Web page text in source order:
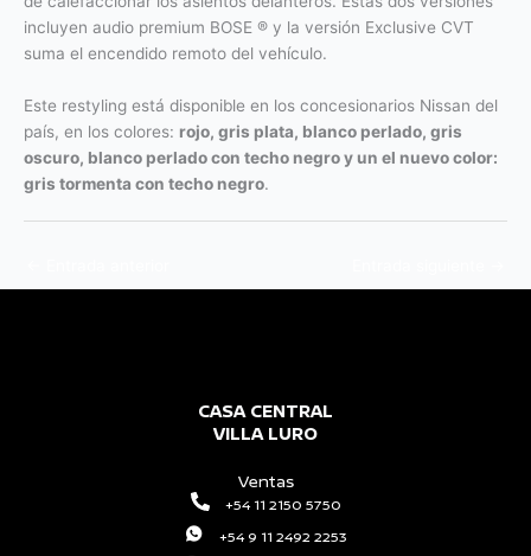
incluyen audio premium BOSE ® y la versión Exclusive CVT
suma el encendido remoto del vehículo.
Este restyling está disponible en los concesionarios Nissan del
país, en los colores: rojo, gris plata, blanco perlado, gris
oscuro, blanco perlado con techo negro y un el nuevo color:
gris tormenta con techo negro.
CASA CENTRAL
VILLA LURO
Ventas
+54 11 2150 5750
+54 9 11 2492 2253